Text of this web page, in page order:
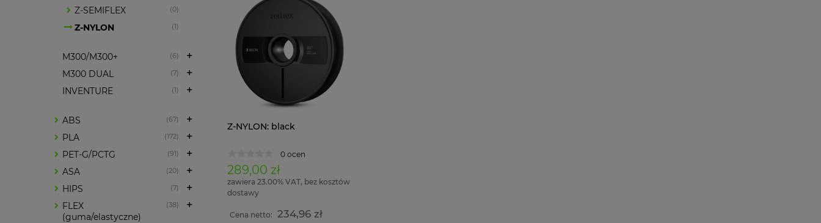
Z-SEMIFLEX (0)
Z-NYLON (1)
M300/M300+ (6)
M300 DUAL (7)
INVENTURE (1)
ABS (67)
PLA (172)
PET-G/PCTG (91)
ASA (20)
HIPS (7)
FLEX
(guma/elastyczne)
(38)
Z-NYLON: black
0 ocen
289,00 zł
zawiera 23.00% VAT, bez kosztów
dostawy
Cena netto: 234,96 zł